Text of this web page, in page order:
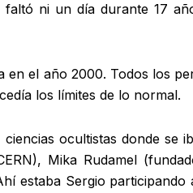
ni un día durante 17
en el año 2000. Todos los
los límites de lo normal.
ocultistas donde
Mika Rudamel
estaba Sergio